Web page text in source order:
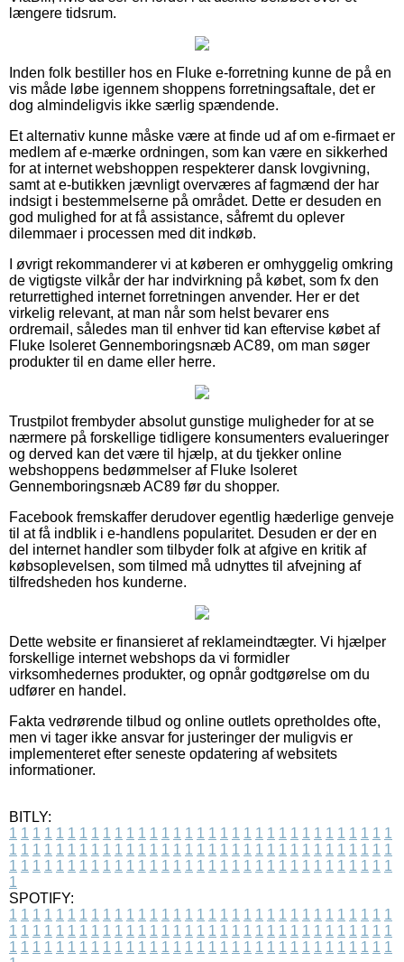
længere tidsrum.
Inden folk bestiller hos en Fluke e-forretning kunne de på en
vis måde løbe igennem shoppens forretningsaftale, det er
dog almindeligvis ikke særlig spændende.
Et alternativ kunne måske være at finde ud af om e-firmaet er
medlem af e-mærke ordningen, som kan være en sikkerhed
for at internet webshoppen respekterer dansk lovgivning,
samt at e-butikken jævnligt overværes af fagmænd der har
indsigt i bestemmelserne på området. Dette er desuden en
god mulighed for at få assistance, såfremt du oplever
dilemmaer i processen med dit indkøb.
I øvrigt rekommanderer vi at køberen er omhyggelig omkring
de vigtigste vilkår der har indvirkning på købet, som fx den
returrettighed internet forretningen anvender. Her er det
virkelig relevant, at man når som helst bevarer ens
ordremail, således man til enhver tid kan eftervise købet af
Fluke Isoleret Gennemboringsnæb AC89, om man søger
produkter til en dame eller herre.
Trustpilot frembyder absolut gunstige muligheder for at se
nærmere på forskellige tidligere konsumenters evalueringer
og derved kan det være til hjælp, at du tjekker online
webshoppens bedømmelser af Fluke Isoleret
Gennemboringsnæb AC89 før du shopper.
Facebook fremskaffer derudover egentlig hæderlige genveje
til at få indblik i e-handlens popularitet. Desuden er der en
del internet handler som tilbyder folk at afgive en kritik af
købsoplevelsen, som tilmed må udnyttes til afvejning af
tilfredsheden hos kunderne.
Dette website er finansieret af reklameindtægter. Vi hjælper
forskellige internet webshops da vi formidler
virksomhedernes produkter, og opnår godtgørelse om du
udfører en handel.
Fakta vedrørende tilbud og online outlets opretholdes ofte,
men vi tager ikke ansvar for justeringer der muligvis er
implementeret efter seneste opdatering af websitets
informationer.
BITLY:
1 1 1 1 1 1 1 1 1 1 1 1 1 1 1 1 1 1 1 1 1 1 1 1 1 1 1 1 1 1 1 1 1
1 1 1 1 1 1 1 1 1 1 1 1 1 1 1 1 1 1 1 1 1 1 1 1 1 1 1 1 1 1 1 1 1
1 1 1 1 1 1 1 1 1 1 1 1 1 1 1 1 1 1 1 1 1 1 1 1 1 1 1 1 1 1 1 1 1
1
SPOTIFY:
1 1 1 1 1 1 1 1 1 1 1 1 1 1 1 1 1 1 1 1 1 1 1 1 1 1 1 1 1 1 1 1 1
1 1 1 1 1 1 1 1 1 1 1 1 1 1 1 1 1 1 1 1 1 1 1 1 1 1 1 1 1 1 1 1 1
1 1 1 1 1 1 1 1 1 1 1 1 1 1 1 1 1 1 1 1 1 1 1 1 1 1 1 1 1 1 1 1 1